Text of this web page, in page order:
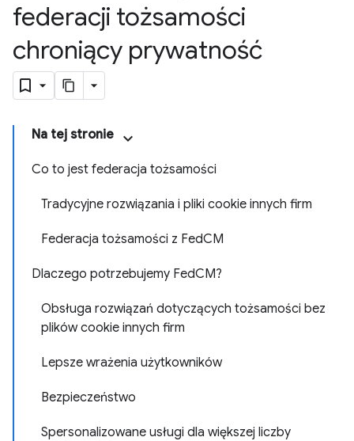
federacji tożsamości
chroniący prywatność
Na tej stronie
Co to jest federacja tożsamości
Tradycyjne rozwiązania i pliki cookie innych firm
Federacja tożsamości z FedCM
Dlaczego potrzebujemy FedCM?
Obsługa rozwiązań dotyczących tożsamości bez
plików cookie innych firm
Lepsze wrażenia użytkowników
Bezpieczeństwo
Spersonalizowane usługi dla większej liczby